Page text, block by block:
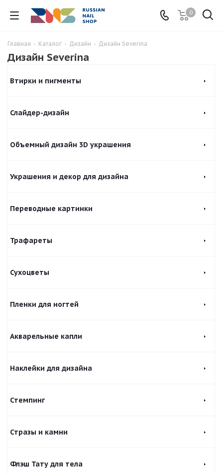
0
Главная - Каталог - Дизайн - Дизайн Severina
Дизайн Severina
Втирки и пигменты
Слайдер-дизайн
Объемный дизайн 3D украшения
Украшения и декор для дизайна
Переводные картинки
Трафареты
Сухоцветы
Пленки для ногтей
Акварельные капли
Наклейки для дизайна
Стемпинг
Стразы и камни
Флэш Тату для тела